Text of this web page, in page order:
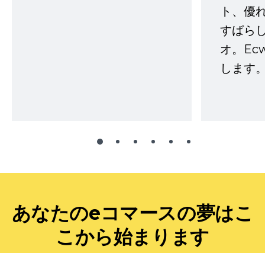
ト、優
すばら
オ。
します
あなたのeコマースの夢はこ
こから始まります